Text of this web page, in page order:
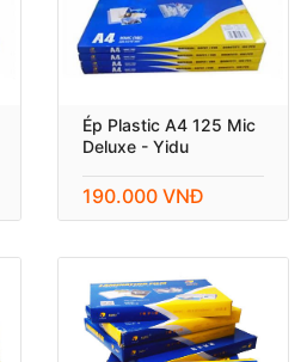
Ép Plastic A4 125 Mic
Deluxe - Yidu
190.000 VNĐ